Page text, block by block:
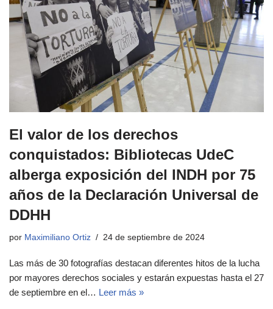
El valor de los derechos
conquistados: Bibliotecas UdeC
alberga exposición del INDH por 75
años de la Declaración Universal de
DDHH
por Maximiliano Ortiz 24 de septiembre de 2024
Las más de 30 fotografías destacan diferentes hitos de la lucha
por mayores derechos sociales y estarán expuestas hasta el 27
de septiembre en el… Leer más »